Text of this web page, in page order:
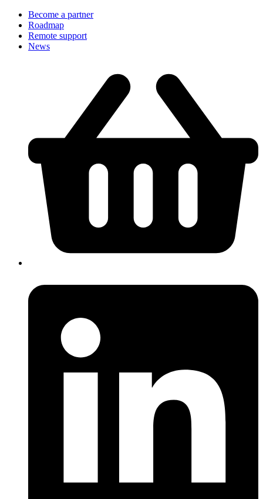
Become a partner
Roadmap
Remote support
News